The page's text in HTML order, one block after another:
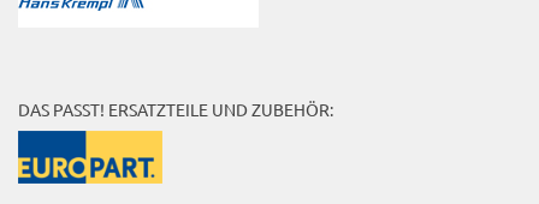
DAS PASST! ERSATZTEILE UND ZUBEHÖR: